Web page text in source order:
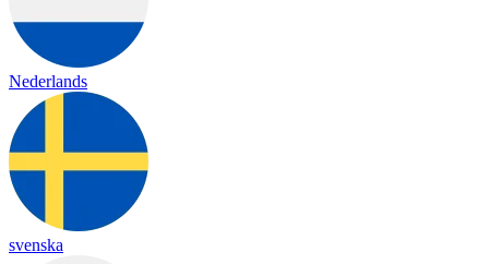
Nederlands
svenska